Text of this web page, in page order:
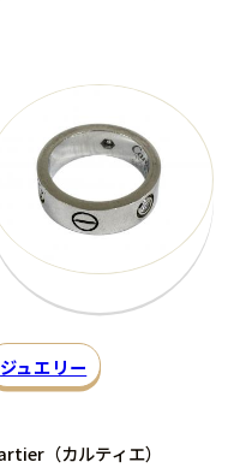
ジュエリー
（カルティエ）